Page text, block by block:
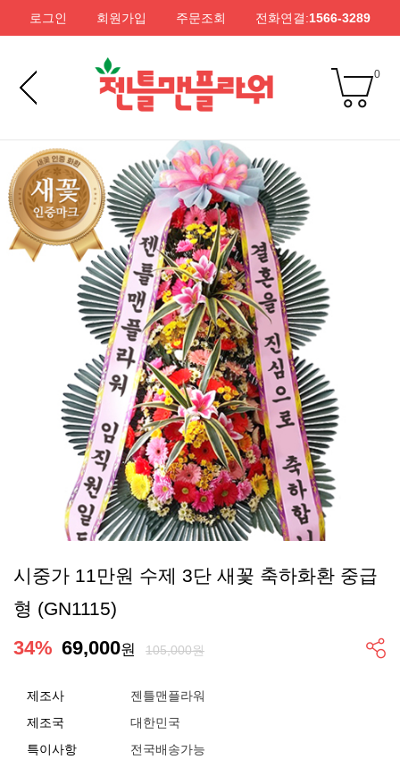
로그인 회원가입 주문조회 전화연결:1566-3289
0
시중가 11만원 수제 3단 새꽃 축하화환 중급
형 (GN1115)
34% 69,000원 105,000원
제조사
젠틀맨플라워
제조국
대한민국
특이사항
전국배송가능